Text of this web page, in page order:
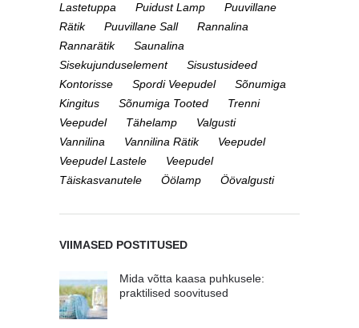
Lastetuppa
Puidust Lamp
Puuvillane
Rätik
Puuvillane Sall
Rannalina
Rannarätik
Saunalina
Sisekujunduselement
Sisustusideed
Kontorisse
Spordi Veepudel
Sõnumiga
Kingitus
Sõnumiga Tooted
Trenni
Veepudel
Tähelamp
Valgusti
Vannilina
Vannilina Rätik
Veepudel
Veepudel Lastele
Veepudel
Täiskasvanutele
Öölamp Öövalgusti
VIIMASED POSTITUSED
Mida võtta kaasa puhkusele:
praktilised soovitused